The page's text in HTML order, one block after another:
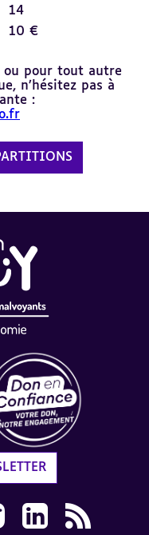
14
10 €
ou pour tout autre
n’hésitez pas à
:
dans une
AVH dans
sur X AVH dans une
suivre sur Instagram
Nous suivre sur
Flux RSS